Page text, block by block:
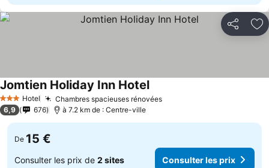
Partager
3 ÉtoilesHotel Chambres spacieuses rénovées
Jomtien Holiday Inn Hotel
6,9 676 à 7.2 km de : Centre-ville
De 15 €
Consulter les prix de 2 sites Consulter les prix